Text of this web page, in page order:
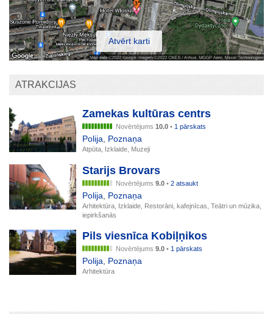
Atvērt karti
ATRAKCIJAS
Zamekas kultūras centrs
Novērtējums 10.0 • 1 pārskats
Polija Poznaņa
Atpūta, Izklaide, Muzeji
Starijs Brovars
Novērtējums 9.0 • 2 atsaukt
Polija, Poznaņa
Arhitektūra, Izklaide, Restorāni, kafejnīcas, Teātri un mūzika,
iepirkšanās
Pils viesnīca Kobiļņikos
Novērtējums 9.0 • 1 pārskats
Polija, Poznaņa
Arhitektūra